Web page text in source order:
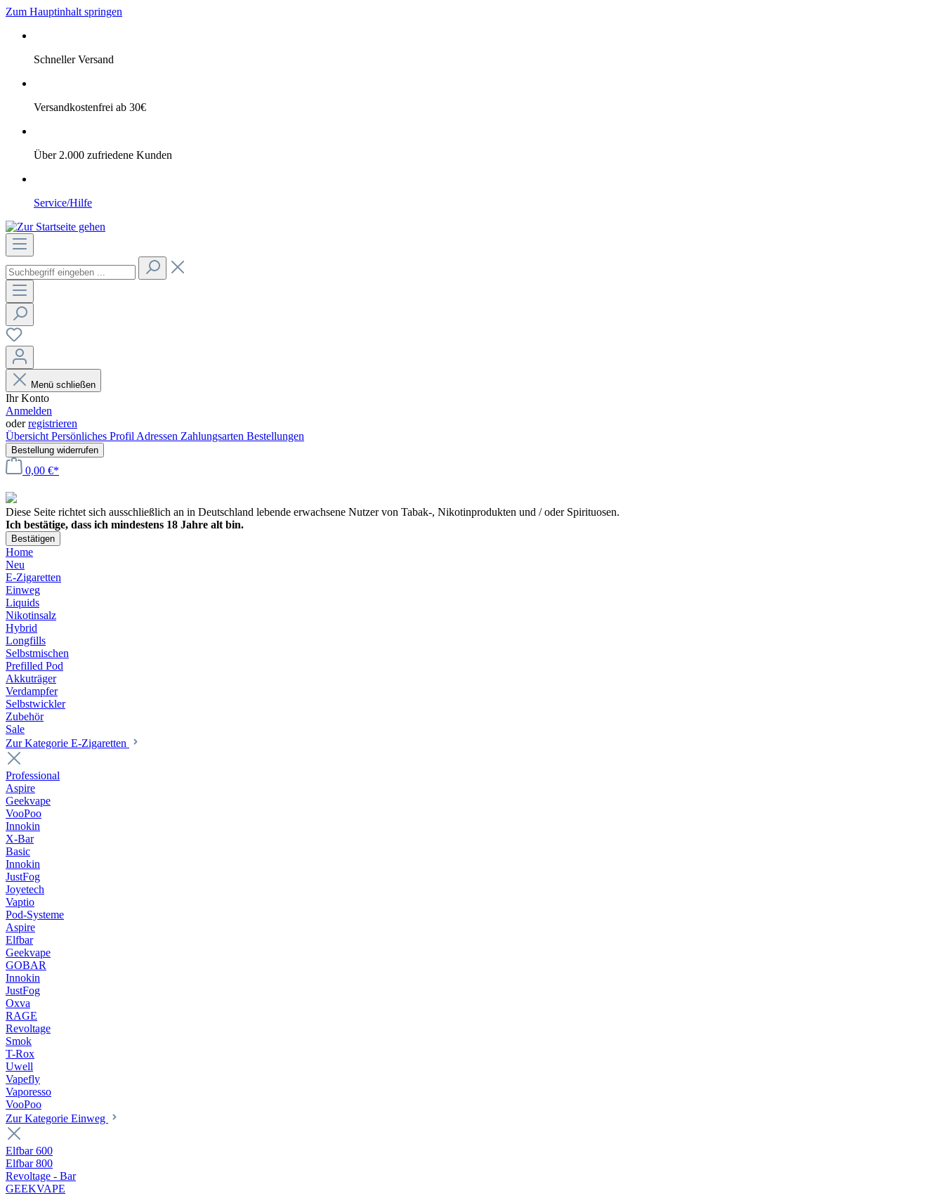
Zum Hauptinhalt springen
Schneller Versand
Versandkostenfrei ab 30€
Über 2.000 zufriedene Kunden
Service/Hilfe
Menü schließen
Ihr Konto
Anmelden
oderregistrieren
Übersicht Persönliches Profil Adressen Zahlungsarten Bestellungen
Bestellung widerrufen
0,00 €*
Diese Seite richtet sich ausschließlich an in Deutschland lebende erwachsene Nutzer von Tabak-, Nikotinprodukten und / oder Spirituosen.
Ich bestätige, dass ich mindestens 18 Jahre alt bin.
Bestätigen
Home
Neu
E-Zigaretten
Einweg
Liquids
Nikotinsalz
Hybrid
Longfills
Selbstmischen
Prefilled Pod
Akkuträger
Verdampfer
Selbstwickler
Zubehör
Sale
Zur Kategorie E-Zigaretten
Professional
Aspire
Geekvape
VooPoo
Innokin
X-Bar
Basic
Innokin
JustFog
Joyetech
Vaptio
Pod-Systeme
Aspire
Elfbar
Geekvape
GOBAR
Innokin
JustFog
Oxva
RAGE
Revoltage
Smok
T-Rox
Uwell
Vapefly
Vaporesso
VooPoo
Zur Kategorie Einweg
Elfbar 600
Elfbar 800
Revoltage - Bar
GEEKVAPE